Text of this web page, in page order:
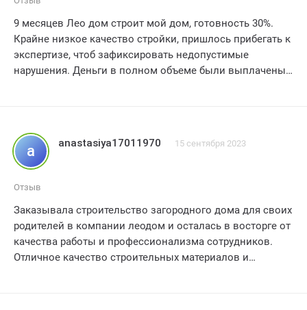
9 месяцев Лео дом строит мой дом, готовность 30%.
Крайне низкое качество стройки, пришлось прибегать к
экспертизе, чтоб зафиксировать недопустимые
нарушения. Деньги в полном объеме были выплачены
нарушение всех договоренностей и сроков. Компания
отказывается возвращать деньги, кормит очередными
«завтра»… Три дня работают - полтора месяца все снова
стройматериалы, фурнитура, на участке не убраны
детали крыши. За 9 месяцев даже теплый контур не
выполнен и не закончен и конца этому не видно.
Работать некому, нет качественных бригадиров и
a anastasiya17011970 15 сентября 2023
Отзыв
Заказывала строительство загородного дома для своих
родителей в компании леодом и осталась в восторге от
качества работы и профессионализма сотрудников.
Отличное качество строительных материалов и